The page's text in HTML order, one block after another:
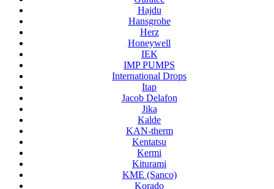
Hajdu
Hansgrohe
Herz
Honeywell
IEK
IMP PUMPS
International Drops
Itap
Jacob Delafon
Jika
Kalde
KAN-therm
Kentatsu
Kermi
Kiturami
KME (Sanco)
Korado